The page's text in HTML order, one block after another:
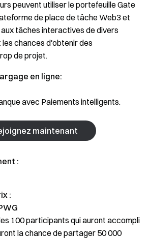
peuvent utiliser le portefeuille Gate
de place de tâche Web3 et
tâches interactives de divers
chances d'obtenir des
de projet.
en ligne:
avec Paiements intelligents.
maintenant
:
:
100 participants qui auront accompli
la chance de partager 50 000